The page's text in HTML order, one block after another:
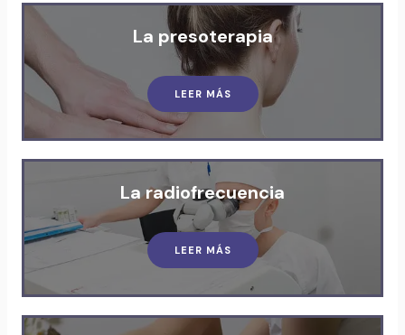
La presoterapia
LEER MÁS
La radiofrecuencia
LEER MÁS